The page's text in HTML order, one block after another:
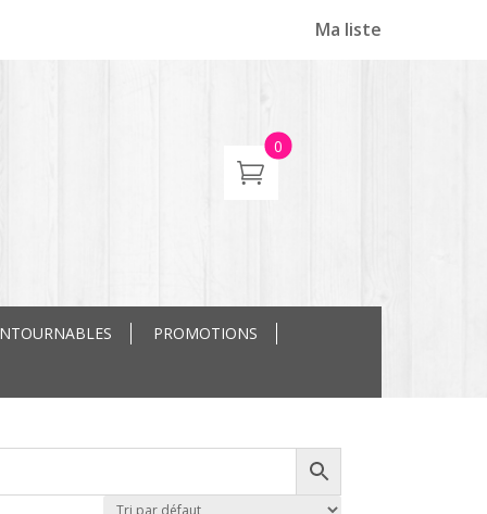
Ma liste
0
PROMOTIONS